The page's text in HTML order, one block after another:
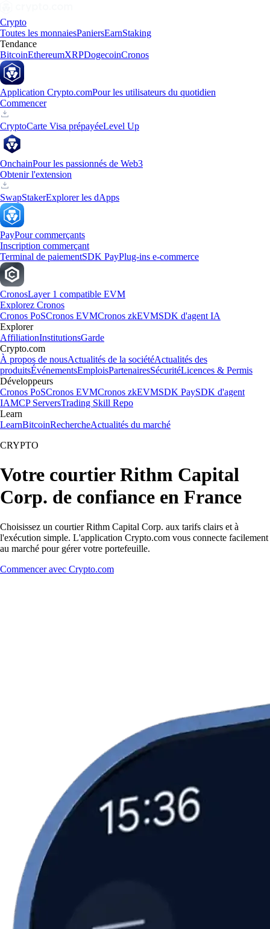
Crypto
Toutes les monnaiesPaniersEarnStaking
Tendance
BitcoinEthereumXRPDogecoinCronos
Application Crypto.comPour les utilisateurs du quotidien
Commencer
CryptoCarte Visa prépayéeLevel Up
OnchainPour les passionnés de Web3
Obtenir l'extension
SwapStakerExplorer les dApps
PayPour commerçants
Inscription commerçant
Terminal de paiementSDK PayPlug-ins e-commerce
CronosLayer 1 compatible EVM
Explorez Cronos
Cronos PoSCronos EVMCronos zkEVMSDK d'agent IA
Explorer
AffiliationInstitutionsGarde
Crypto.com
À propos de nousActualités de la sociétéActualités des
produitsÉvénementsEmploisPartenairesSécuritéLicences & Permis
Développeurs
Cronos PoSCronos EVMCronos zkEVMSDK PaySDK d'agent
IAMCP ServersTrading Skill Repo
Learn
LearnBitcoinRechercheActualités du marché
CRYPTO
Votre courtier Rithm Capital
Corp. de confiance en France
Choisissez un courtier Rithm Capital Corp. aux tarifs clairs et à
l'exécution simple. L'application Crypto.com vous connecte facilement
au marché pour gérer votre portefeuille.
Commencer avec Crypto.com